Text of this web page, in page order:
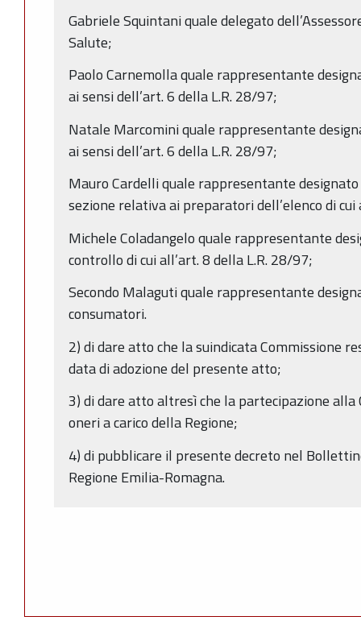
Gabriele Squintani quale delegato
Salute;
Paolo Carnemolla quale rappresentante
ai sensi dell’art. 6 della L.R. 28/97;
Natale Marcomini quale rappresentante
ai sensi dell’art. 6 della L.R. 28/97;
Mauro Cardelli quale rappresentante
sezione relativa ai preparatori dell’elenco di
Michele Coladangelo quale rappresentante
controllo di cui all’art. 8 della L.R. 28/97;
Secondo Malaguti quale rappresentante
consumatori.
2) di dare atto che la suindicata Commissione
data di adozione del presente atto;
3) di dare atto altresì che la partecipazione
oneri a carico della Regione;
4) di pubblicare il presente decreto nel
Regione Emilia-Romagna.